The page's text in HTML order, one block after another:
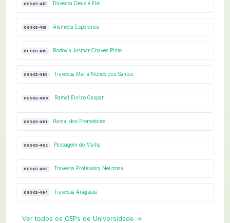
68903-417 Travessa Deus é Fiel
68903-418 Alameda Esperanca
68903-419 Rodovia Josmar Chaves Pinto
68903-485 Travessa Maria Nunes dos Santos
68903-489 Ramal Eurico Gaspar
68903-491 Ramal dos Promotores
68903-492 Passagem do Malha
68903-493 Travessa Professora Neuzona
68903-494 Travessa Araguaia
Ver todos os CEPs de Universidade →